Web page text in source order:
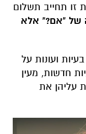
זו תחייב תשלום
של "אם?" אלא
ועונות על
חדשות, מעין
עליהן את